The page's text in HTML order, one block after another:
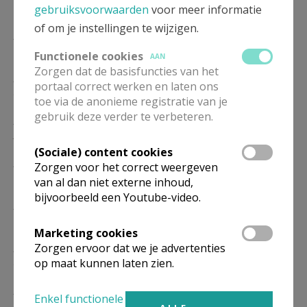
10/01
10.00 Eucharistie
24/01
10.00 Eucharistie
10.00 Eucharistie
10.00 Eucharistie
10.00 Eucharistie
21/02
10.00 Eucharistie
28/02
Eucharistie
gebruiksvoorwaarden voor meer informatie
of om je instellingen te wijzigen.
Functionele cookies
AAN
Zorgen dat de basisfuncties van het
portaal correct werken en laten ons
toe via de anonieme registratie van je
gebruik deze verder te verbeteren.
(Sociale) content cookies
Zorgen voor het correct weergeven
van al dan niet externe inhoud,
bijvoorbeeld een Youtube-video.
Marketing cookies
Zorgen ervoor dat we je advertenties
op maat kunnen laten zien.
Enkel functionele